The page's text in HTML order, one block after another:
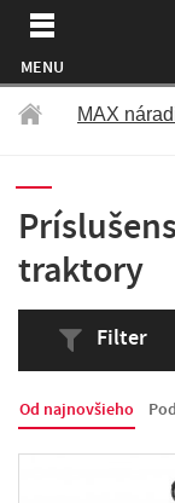
MENU
MAX
traktory
Filter
Od najnovšieho